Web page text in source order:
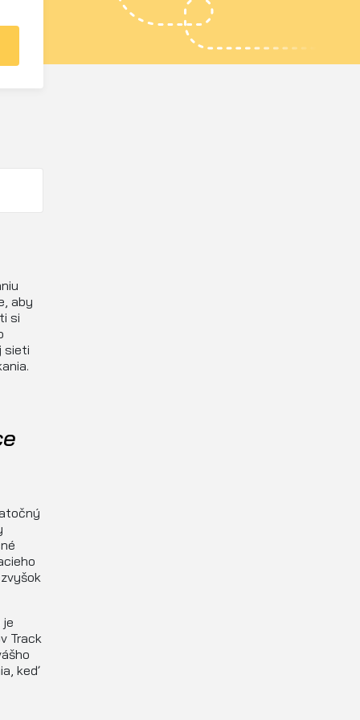
aby
si
sieti
je
Track
keď